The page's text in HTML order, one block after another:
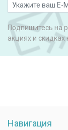
Подпишитесь на
акциях и
Навигация